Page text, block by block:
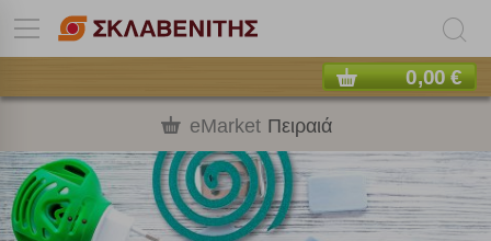
0,00 €
eMarket Πειραιά